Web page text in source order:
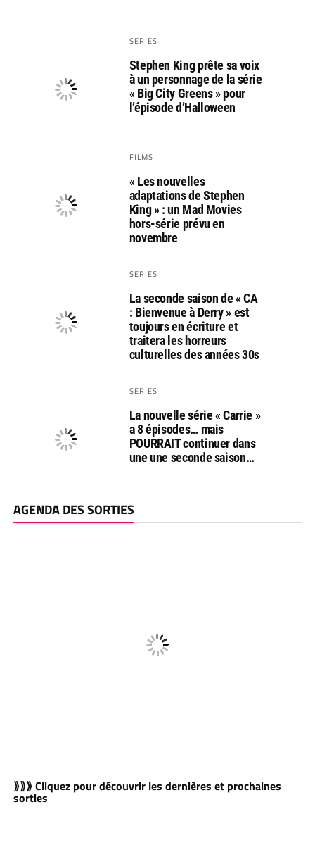
SERIES
Stephen King prête sa voix
à un personnage de la série
« Big City Greens » pour
l’épisode d’Halloween
FILMS
« Les nouvelles
adaptations de Stephen
King » : un Mad Movies
hors-série prévu en
novembre
SERIES
La seconde saison de « CA
: Bienvenue à Derry » est
toujours en écriture et
traitera les horreurs
culturelles des années 30s
SERIES
La nouvelle série « Carrie »
a 8 épisodes… mais
POURRAIT continuer dans
une une seconde saison…
AGENDA DES SORTIES
⟫⟫⟫ Cliquez pour découvrir les dernières et prochaines
sorties